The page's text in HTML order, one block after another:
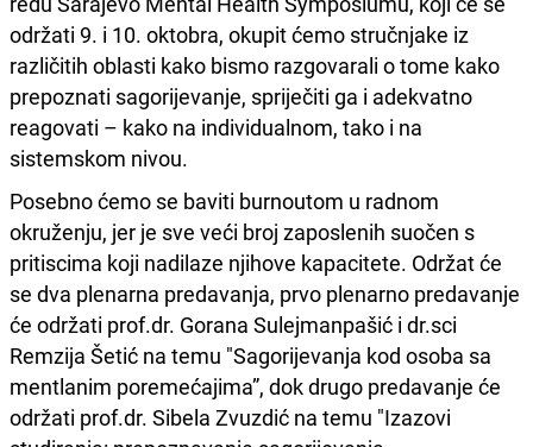
održati 9. i 10. oktobra, okupit ćemo stručnjake iz
različitih oblasti kako bismo razgovarali o tome kako
prepoznati sagorijevanje, spriječiti ga i adekvatno
reagovati – kako na individualnom, tako i na
sistemskom nivou.
Posebno ćemo se baviti burnoutom u radnom
okruženju, jer je sve veći broj zaposlenih suočen s
pritiscima koji nadilaze njihove kapacitete. Održat će
se dva plenarna predavanja, prvo plenarno predavanje
će održati prof.dr. Gorana Sulejmanpašić i dr.sci
Remzija Šetić na temu "Sagorijevanja kod osoba sa
mentlanim poremećajima”, dok drugo predavanje će
održati prof.dr. Sibela Zvuzdić na temu "Izazovi